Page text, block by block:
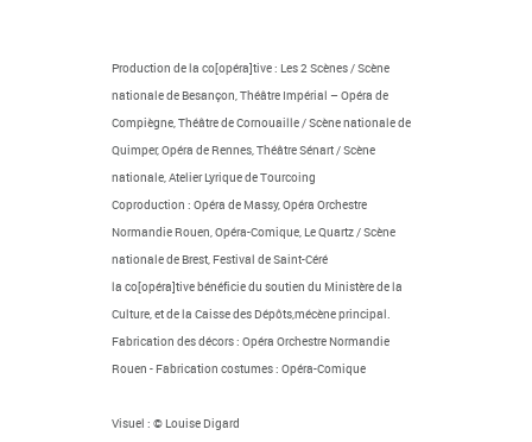
Production de la co[opéra]tive : Les 2 Scènes / Scène
nationale de Besançon, Théâtre Impérial – Opéra de
Compiègne, Théâtre de Cornouaille / Scène nationale de
Quimper, Opéra de Rennes, Théâtre Sénart / Scène
nationale, Atelier Lyrique de Tourcoing
Coproduction : Opéra de Massy, Opéra Orchestre
Normandie Rouen, Opéra-Comique, Le Quartz / Scène
nationale de Brest, Festival de Saint-Céré
la co[opéra]tive bénéficie du soutien du Ministère de la
Culture, et de la Caisse des Dépôts,mécène principal.
Fabrication des décors : Opéra Orchestre Normandie
Rouen - Fabrication costumes : Opéra-Comique
Visuel : © Louise Digard